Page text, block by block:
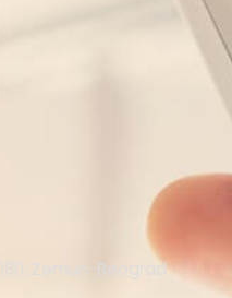
Zemun-Beograd